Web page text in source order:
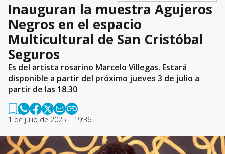
Inauguran la muestra Agujeros
Negros en el espacio
Multicultural de San Cristóbal
Seguros
Es del artista rosarino Marcelo Villegas. Estará
disponible a partir del próximo jueves 3 de julio a
partir de las 18.30
1 de julio de 2025 | 19:36